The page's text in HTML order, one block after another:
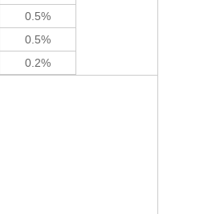
0.5%
0.5%
0.2%